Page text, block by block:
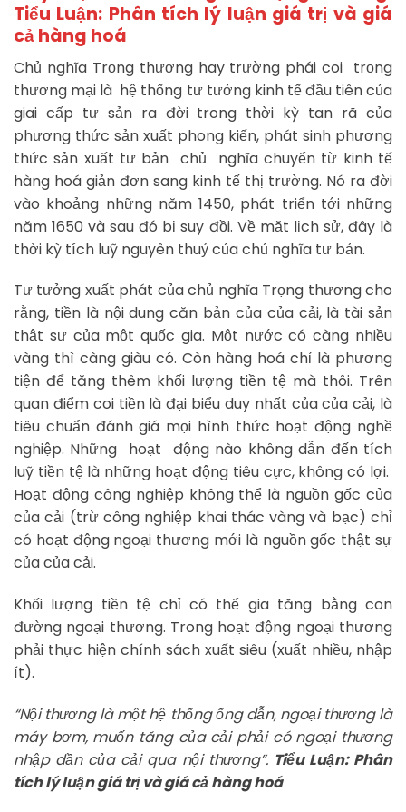
Tiểu Luận: Phân tích lý luận giá trị và giá
cả hàng hoá
Chủ nghĩa Trọng thương hay trường phái coi trọng
thương mại là hệ thống tư tưởng kinh tế đầu tiên của
giai cấp tư sản ra đời trong thời kỳ tan rã của
phương thức sản xuất phong kiến, phát sinh phương
thức sản xuất tư bản chủ nghĩa chuyển từ kinh tế
hàng hoá giản đơn sang kinh tế thị trường. Nó ra đời
vào khoảng những năm 1450, phát triển tới những
năm 1650 và sau đó bị suy đồi. Về mặt lịch sử, đây là
thời kỳ tích luỹ nguyên thuỷ của chủ nghĩa tư bản.
Tư tưởng xuất phát của chủ nghĩa Trọng thương cho
rằng, tiền là nội dung căn bản của của cải, là tài sản
thật sự của một quốc gia. Một nước có càng nhiều
vàng thì càng giàu có. Còn hàng hoá chỉ là phương
tiện để tăng thêm khối lượng tiền tệ mà thôi. Trên
quan điểm coi tiền là đại biểu duy nhất của của cải, là
tiêu chuẩn đánh giá mọi hình thức hoạt động nghề
nghiệp. Những hoạt động nào không dẫn đến tích
luỹ tiền tệ là những hoạt động tiêu cực, không có lợi.
Hoạt động công nghiệp không thể là nguồn gốc của
của cải (trừ công nghiệp khai thác vàng và bạc) chỉ
có hoạt động ngoại thương mới là nguồn gốc thật sự
của của cải.
Khối lượng tiền tệ chỉ có thể gia tăng bằng con
đường ngoại thương. Trong hoạt động ngoại thương
phải thực hiện chính sách xuất siêu (xuất nhiều, nhập
ít).
“Nội thương là một hệ thống ống dẫn, ngoại thương là
máy bơm, muốn tăng của cải phải có ngoại thương
nhập dần của cải qua nội thương”. Tiểu Luận: Phân
tích lý luận giá trị và giá cả hàng hoá